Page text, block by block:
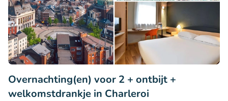
Overnachting(en) voor 2 + ontbijt +
welkomstdrankje in Charleroi